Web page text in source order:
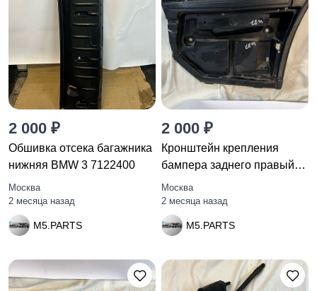
2 000 ₽
Обшивка отсека багажника
нижняя BMW 3 7122400
Москва
2 месяца назад
M5.PARTS
2 000 ₽
Кронштейн крепления
бампера заднего правый
BMW 3
Москва
2 месяца назад
M5.PARTS